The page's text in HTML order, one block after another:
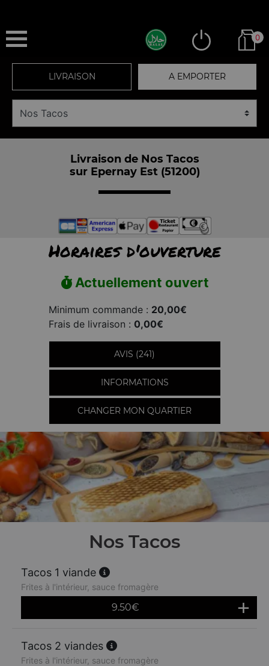
0
LIVRAISON A EMPORTER
Livraison de Nos Tacos
sur Epernay Est (51200)
Horaires d'ouverture
Actuellement ouvert
Minimum commande : 20,00€
Frais de livraison : 0,00€
AVIS (241)
INFORMATIONS
CHANGER MON QUARTIER
Nos Tacos
Tacos 1 viande
Frites à l'intérieur, sauce fromagère
9.50€
Tacos 2 viandes
Frites à l'intérieur, sauce fromagère